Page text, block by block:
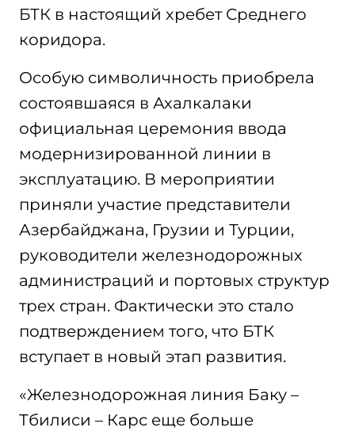
БТК в настоящий хребет Среднего
коридора.
Особую символичность приобрела
состоявшаяся в Ахалкалаки
официальная церемония ввода
модернизированной линии в
эксплуатацию. В мероприятии
приняли участие представители
Азербайджана, Грузии и Турции,
руководители железнодорожных
администраций и портовых структур
трех стран. Фактически это стало
подтверждением того, что БТК
вступает в новый этап развития.
«Железнодорожная линия Баку –
Тбилиси – Карс еще больше